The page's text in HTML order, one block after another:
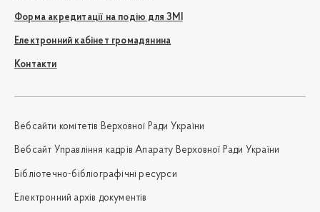
Форма акредитації на подію для ЗМІ
Електронний кабінет громадянина
Контакти
Вебсайти комітетів Верховної Ради України
Вебсайт Управління кадрів Апарату Верховної Ради України
Бібліотечно-бібліографічні ресурси
Електронний архів документів